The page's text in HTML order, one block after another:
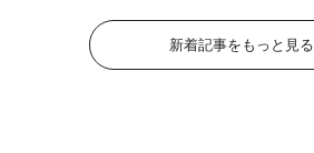
新着記事をもっと見る